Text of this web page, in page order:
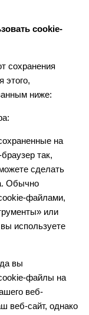
cookie-
сохранения
этого,
ниже:
на
так,
сделать
Обычно
файлами,
или
используете
вы
файлы на
веб-
веб-сайт, однако